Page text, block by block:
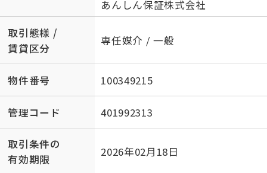
あんしん保証株式会社
取引態様 /
賃貸区分
専任媒介 / 一般
物件番号 100349215
管理コード 401992313
取引条件の
有効期限
2026年02月18日